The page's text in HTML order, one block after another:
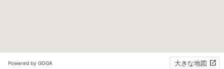
Powered by GOGA 大きな地図